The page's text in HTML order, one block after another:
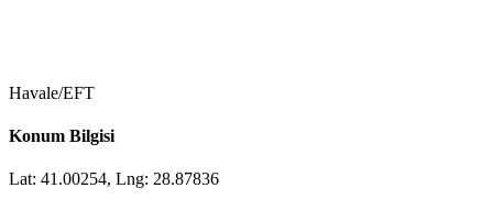
Havale/EFT
Konum Bilgisi
Lat: 41.00254, Lng: 28.87836